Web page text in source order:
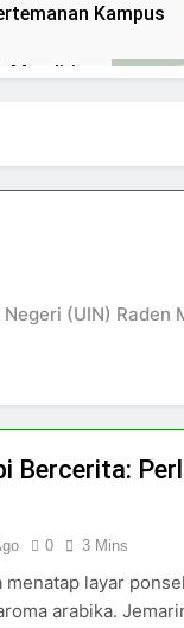
Kampus
Mandiri
(UIN) Raden
Bercerita:
0 3 Mins
layar
arabika.